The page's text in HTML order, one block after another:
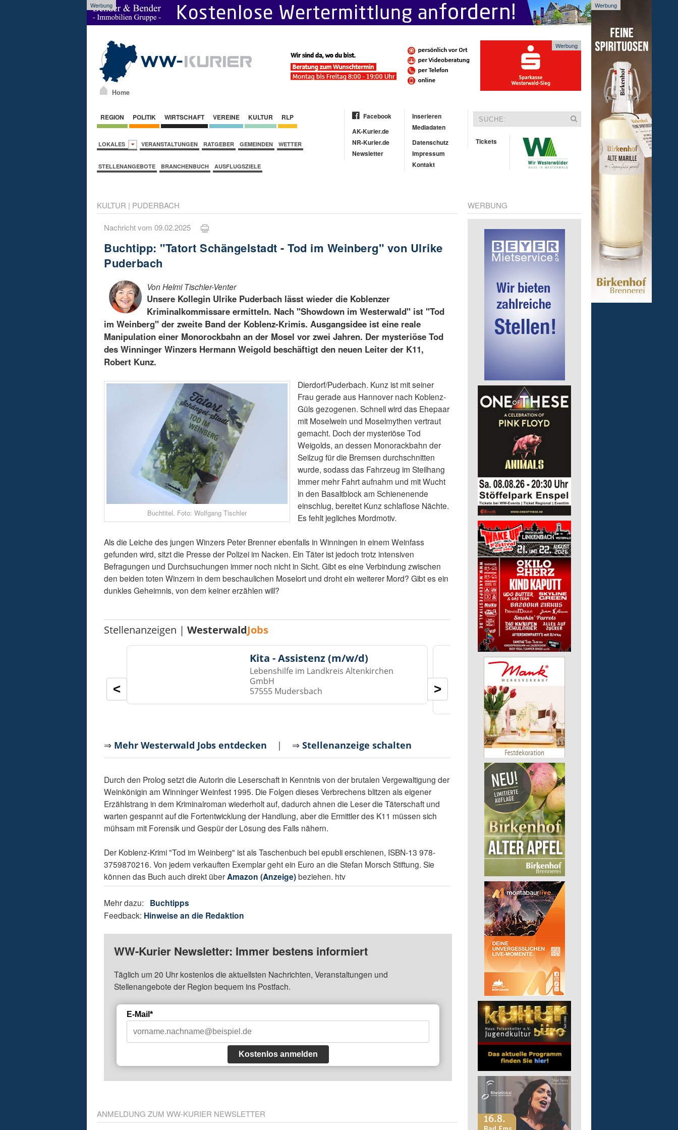
Werbung Werbung
Home
Werbung
REGION POLITIK WIRTSCHAFT VEREINE KULTUR RLP
LOKALES VERANSTALTUNGEN RATGEBER GEMEINDEN WETTER
STELLENANGEBOTE BRANCHENBUCH AUSFLUGSZIELE
Facebook
AK-Kurier.de
NR-Kurier.de
Newsletter
Inserieren
Mediadaten
Datenschutz
Impressum
Kontakt
Tickets
KULTUR | PUDERBACH
Nachricht vom 09.02.2025
Buchtipp: "Tatort Schängelstadt - Tod im Weinberg" von Ulrike
Puderbach
Von Helmi Tischler-Venter
Unsere Kollegin Ulrike Puderbach lässt wieder die Koblenzer
Kriminalkommissare ermitteln. Nach "Showdown im Westerwald" ist "Tod
im Weinberg" der zweite Band der Koblenz-Krimis. Ausgangsidee ist eine reale
Manipulation einer Monorockbahn an der Mosel vor zwei Jahren. Der mysteriöse Tod
des Winninger Winzers Hermann Weigold beschäftigt den neuen Leiter der K11,
Robert Kunz.
Buchtitel. Foto: Wolfgang Tischler
Dierdorf/Puderbach. Kunz ist mit seiner
Frau gerade aus Hannover nach Koblenz-
Güls gezogenen. Schnell wird das Ehepaar
mit Moselwein und Moselmythen vertraut
gemacht. Doch der mysteriöse Tod
Weigolds, an dessen Monorackbahn der
Seilzug für die Bremsen durchschnitten
wurde, sodass das Fahrzeug im Steilhang
immer mehr Fahrt aufnahm und mit Wucht
in den Basaltblock am Schienenende
einschlug, bereitet Kunz schlaflose Nächte.
Es fehlt jegliches Mordmotiv.
Als die Leiche des jungen Winzers Peter Brenner ebenfalls in Winningen in einem Weinfass
gefunden wird, sitzt die Presse der Polizei im Nacken. Ein Täter ist jedoch trotz intensiven
Befragungen und Durchsuchungen immer noch nicht in Sicht. Gibt es eine Verbindung zwischen
den beiden toten Winzern in dem beschaulichen Moselort und droht ein weiterer Mord? Gibt es ein
dunkles Geheimnis, von dem keiner erzählen will?
Stellenanzeigen |WesterwaldJobs
Kita - Assistenz (m/w/d)
Lebenshilfe im Landkreis Altenkirchen
GmbH
57555 Mudersbach
pädagogische
< >
⇒ Mehr Westerwald Jobs entdecken | ⇒Stellenanzeige schalten
Durch den Prolog setzt die Autorin die Leserschaft in Kenntnis von der brutalen Vergewaltigung der
Weinkönigin am Winninger Weinfest 1995. Die Folgen dieses Verbrechens blitzen als eigener
Erzählstrang in dem Kriminalroman wiederholt auf, dadurch ahnen die Leser die Täterschaft und
warten gespannt auf die Fortentwicklung der Handlung, aber die Ermittler des K11 müssen sich
mühsam mit Forensik und Gespür der Lösung des Falls nähern.
Der Koblenz-Krimi "Tod im Weinberg" ist als Taschenbuch bei epubli erschienen, ISBN-13 978-
3759870216. Von jedem verkauften Exemplar geht ein Euro an die Stefan Morsch Stiftung. Sie
können das Buch auch direkt überAmazon (Anzeige)beziehen. htv
Mehr dazu: Buchtipps
Feedback: Hinweise an die Redaktion
WW-Kurier Newsletter: Immer bestens informiert
Täglich um 20 Uhr kostenlos die aktuellsten Nachrichten, Veranstaltungen und
Stellenangebote der Region bequem ins Postfach.
E-Mail*
Kostenlos anmelden
ANMELDUNG ZUM WW-KURIER NEWSLETTER
WERBUNG